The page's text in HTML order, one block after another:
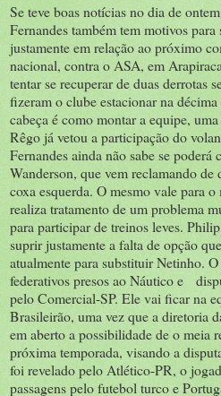
Se teve boas notícias no dia de
Fernandes também tem motivos
justamente em relação ao próximo
nacional, contra o ASA, em
tentar se recuperar de duas derrotas
fizeram o clube estacionar na
cabeça é como montar a equipe,
Rêgo já vetou a participação do
Fernandes ainda não sabe se poderá
Wanderson, que vem reclamando de
coxa esquerda. O mesmo vale para
realiza tratamento de um problema
para participar de treinos leves.
suprir justamente a falta de opção
atualmente para substituir Netinho.
federativos presos ao Náutico e
pelo Comercial-SP. Ele vai ficar na
Brasileirão, uma vez que a diretoria
em aberto a possibilidade de o meia
próxima temporada, visando a
foi revelado pelo Atlético-PR, o
passagens pelo futebol turco e